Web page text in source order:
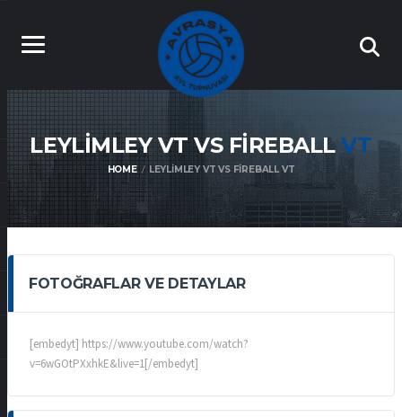
LEYLIMLEY VT VS FIREBALLVT
HOME LEYLIMLEY VT VS FIREBALL VT
FOTOĞRAFLAR VE DETAYLAR
[embedyt] https://www.youtube.com/watch?
v=6wGOtPXxhkE&live=1[/embedyt]